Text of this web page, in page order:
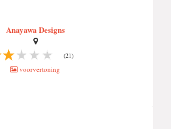
Anayawa Designs
(21)
voorvertoning